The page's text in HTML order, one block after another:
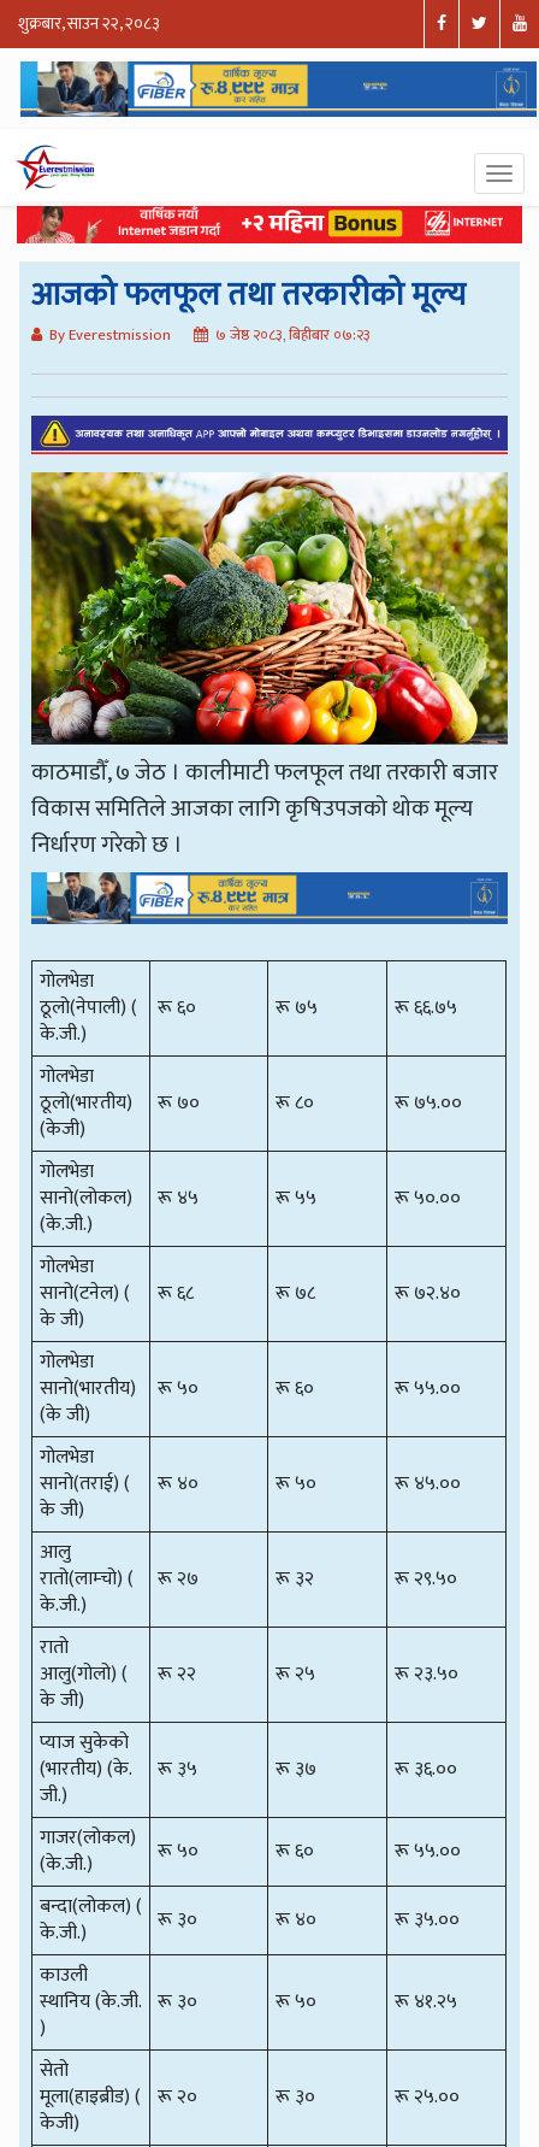
शुक्रबार, साउन २२, २०८३
आजको फलफूल तथा तरकारीको मूल्य
By Everestmission ७ जेष्ठ २०८३, बिहीबार ०७:२३
काठमाडौँ, ७ जेठ । कालीमाटी फलफूल तथा तरकारी बजार
विकास समितिले आजका लागि कृषिउपजको थोक मूल्य
निर्धारण गरेको छ ।
गोलभेडा
ठूलो(नेपाली) (
के.जी.)
रू ६० रू ७५ रू ६६.७५
गोलभेडा
ठूलो(भारतीय)
(केजी)
रू ७० रू ८० रू ७५.००
गोलभेडा
सानो(लोकल)
(के.जी.)
रू ४५ रू ५५ रू ५०.००
गोलभेडा
सानो(टनेल) (
के जी)
रू ६८ रू ७८ रू ७२.४०
गोलभेडा
सानो(भारतीय)
(के जी)
रू ५० रू ६० रू ५५.००
गोलभेडा
सानो(तराई) (
के जी)
रू ४० रू ५० रू ४५.००
आलु
रातो(लाम्चो) (
के.जी.)
रू २७ रू ३२ रू २९.५०
रातो
आलु(गोलो) (
के जी)
रू २२ रू २५ रू २३.५०
प्याज सुकेको
(भारतीय) (के.
जी.)
रू ३५ रू ३७ रू ३६.००
गाजर(लोकल)
(के.जी.)
रू ५० रू ६०
रू ५५.००
बन्दा(लोकल) (
के.जी.)
रू ३० रू ४०
रू ३५.००
काउली
स्थानिय (के.जी.
)
रू ३० रू ५० रू ४१.२५
सेतो
मूला(हाइब्रीड) (
केजी)
रू २० रू ३० रू २५.००